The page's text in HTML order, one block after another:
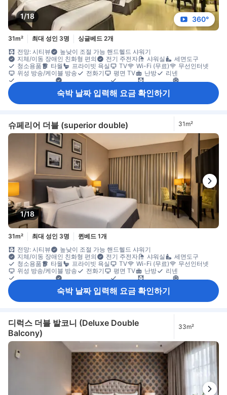
1/18 360°
31m² 최대 성인 3명
싱글베드 2개
전망: 시티뷰
높낮이 조절 가능 핸드헬드 샤워기
지체/이동 장애인 친화형 편의
전기 주전자 샤워실
세면도구
청소용품
타월 프라이빗 욕실 TV Wi-Fi (무료)
무선인터넷
위성 방송/케이블 방송
전화기 평면 TV 난방
리넨
접이식 침대 창문 책상
커넥팅룸 이용 가능
숙박 날짜 입력해 요금 확인하기
슈페리어 더블 (superior double) 31m²
1/18
31m² 최대 성인 3명
퀸베드 1개
전망: 시티뷰
높낮이 조절 가능 핸드헬드 샤워기
지체/이동 장애인 친화형 편의
전기 주전자 샤워실
세면도구
청소용품
타월 프라이빗 욕실 TV Wi-Fi (무료)
무선인터넷
위성 방송/케이블 방송
전화기 평면 TV 난방
리넨
커넥팅룸 이용 가능 타일/대리석 바닥
숙박 날짜 입력해 요금 확인하기
디럭스 더블 발코니 (Deluxe Double
Balcony)
33m²